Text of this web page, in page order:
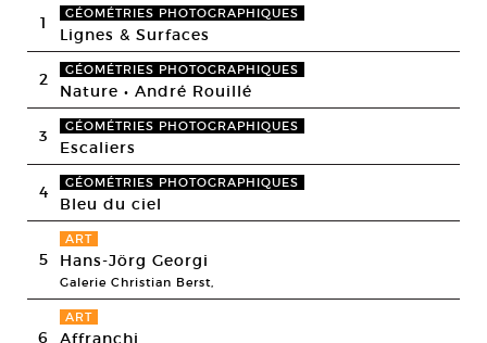
1 GÉOMÉTRIES PHOTOGRAPHIQUES
Lignes & Surfaces
2 GÉOMÉTRIES PHOTOGRAPHIQUES
Nature • André Rouillé
3 GÉOMÉTRIES PHOTOGRAPHIQUES
Escaliers
4 GÉOMÉTRIES PHOTOGRAPHIQUES
Bleu du ciel
5
ART
Hans-Jörg Georgi
Galerie Christian Berst,
6
ART
Affranchi